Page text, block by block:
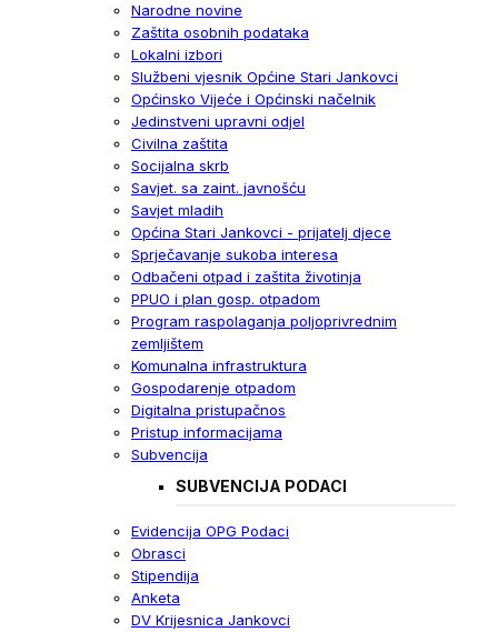
Narodne novine
Zaštita osobnih podataka
Lokalni izbori
Službeni vjesnik Općine Stari Jankovci
Općinsko Vijeće i Općinski načelnik
Jedinstveni upravni odjel
Civilna zaštita
Socijalna skrb
Savjet. sa zaint. javnošću
Savjet mladih
Općina Stari Jankovci - prijatelj djece
Sprječavanje sukoba interesa
Odbačeni otpad i zaštita životinja
PPUO i plan gosp. otpadom
Program raspolaganja poljoprivrednim
zemljištem
Komunalna infrastruktura
Gospodarenje otpadom
Digitalna pristupačnos
Pristup informacijama
Subvencija
SUBVENCIJA PODACI
Evidencija OPG Podaci
Obrasci
Stipendija
Anketa
DV Krijesnica Jankovci